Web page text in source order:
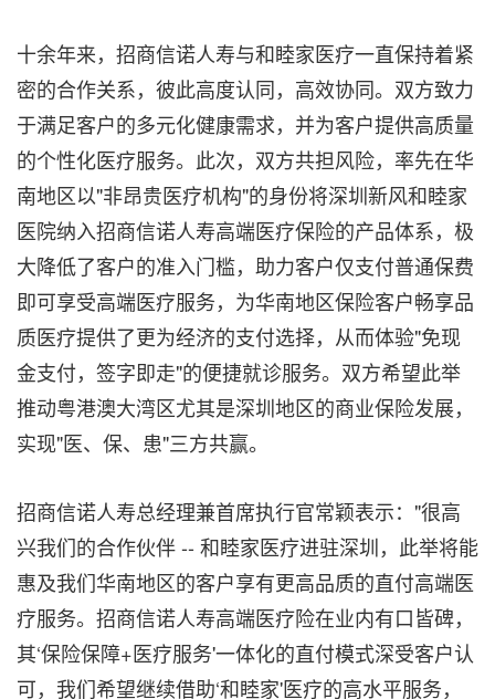
十余年来，招商信诺人寿与和睦家医疗一直保持着紧
密的合作关系，彼此高度认同，高效协同。双方致力
于满足客户的多元化健康需求，并为客户提供高质量
的个性化医疗服务。此次，双方共担风险，率先在华
南地区以"非昂贵医疗机构"的身份将深圳新风和睦家
医院纳入招商信诺人寿高端医疗保险的产品体系，极
大降低了客户的准入门槛，助力客户仅支付普通保费
即可享受高端医疗服务，为华南地区保险客户畅享品
质医疗提供了更为经济的支付选择，从而体验"免现
金支付，签字即走"的便捷就诊服务。双方希望此举
推动粤港澳大湾区尤其是深圳地区的商业保险发展，
实现"医、保、患"三方共赢。
招商信诺人寿总经理兼首席执行官常颖表示："很高
兴我们的合作伙伴 -- 和睦家医疗进驻深圳，此举将能
惠及我们华南地区的客户享有更高品质的直付高端医
疗服务。招商信诺人寿高端医疗险在业内有口皆碑，
其‘保险保障+医疗服务'一体化的直付模式深受客户认
可，我们希望继续借助‘和睦家'医疗的高水平服务，